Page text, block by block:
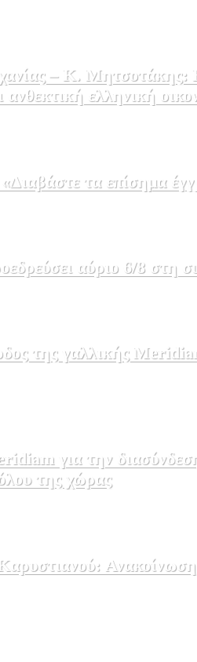
– Κ. Μητσοτάκης:
ελληνική
τα επίσημα
αύριο 6/8 στη
της γαλλικής
για την
της χώρας
Ανακοίνωση